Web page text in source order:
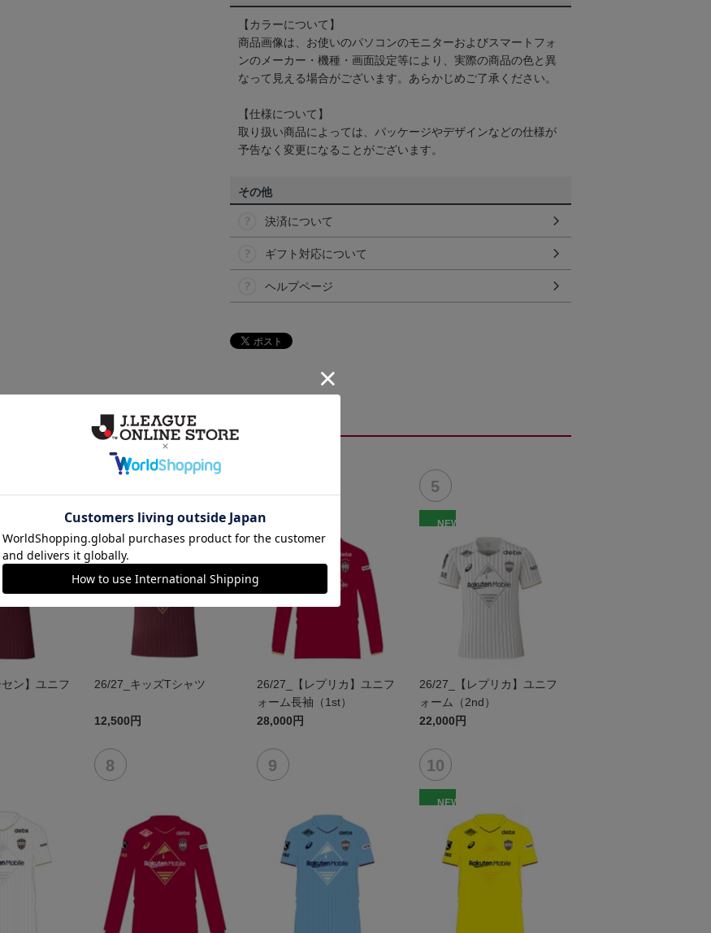
【カラーについて】
商品画像は、お使いのパソコンのモニターおよびスマートフォ
ンのメーカー・機種・画面設定等により、実際の商品の色と異
なって見える場合がございます。あらかじめご了承ください。
【仕様について】
取り扱い商品によっては、パッケージやデザインなどの仕様が
予告なく変更になることがございます。
その他
決済について
ギフト対応について
ヘルプページ
ン】ユニフ
NEW
26/27_キッズTシャツ
12,500円
26/27_【レプリカ】ユニフ
ォーム長袖（1st）
28,000円
NEW
26/27_【レプリカ】ユニフ
ォーム（2nd）
22,000円
NEW